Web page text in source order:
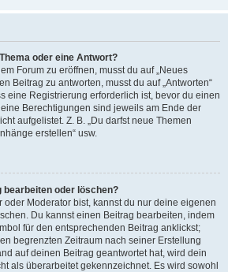
oder eine Antwort?
Forum zu eröffnen, musst du auf „Neues
Beitrag zu antworten, musst du auf „Antworten“
eine Registrierung erforderlich ist, bevor du einen
Berechtigungen sind jeweils am Ende der
aufgelistet. Z. B. „Du darfst neue Themen
erstellen“ usw.
bearbeiten oder löschen?
oder Moderator bist, kannst du nur deine eigenen
Du kannst einen Beitrag bearbeiten, indem
für den entsprechenden Beitrag anklickst;
begrenzten Zeitraum nach seiner Erstellung
auf deinen Beitrag geantwortet hat, wird dein
als überarbeitet gekennzeichnet. Es wird sowohl